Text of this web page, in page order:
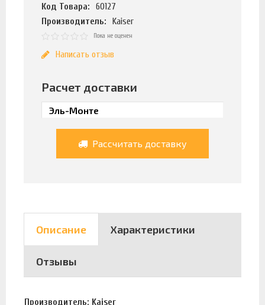
Код Товара:
60127
Производитель:
Kaiser
Пока не оценен
Написать отзыв
Расчет доставки
Рассчитать доставку
Описание Характеристики
Отзывы
Производитель: Kaiser